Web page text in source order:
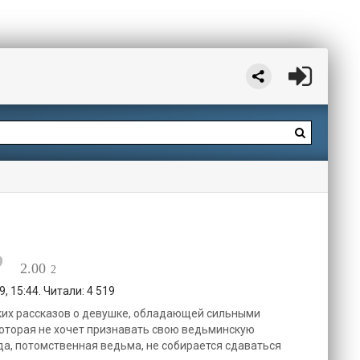
2.00 2
15:44. Читали: 4 519
рассказов о девушке, обладающей сильными
не хочет признавать свою ведьминскую
потомственная ведьма, не собирается сдаваться